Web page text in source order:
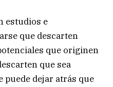
estudios e
que descarten
que originen
que sea
puede dejar atrás que